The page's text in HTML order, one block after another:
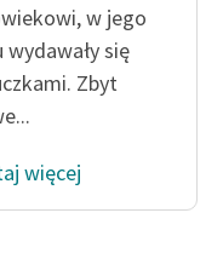
w jego
wydawały się
Zbyt
więcej